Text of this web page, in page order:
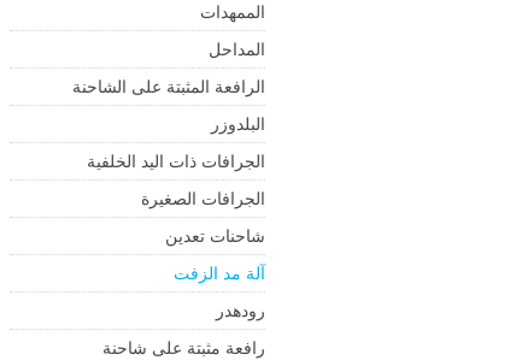
الممهدات
المداحل
الرافعة المثبتة على الشاحنة
البلدوزر
الجرافات ذات اليد الخلفية
الجرافات الصغيرة
شاحنات تعدين
آلة مد الزفت
رودهدر
رافعة مثبتة على شاحنة